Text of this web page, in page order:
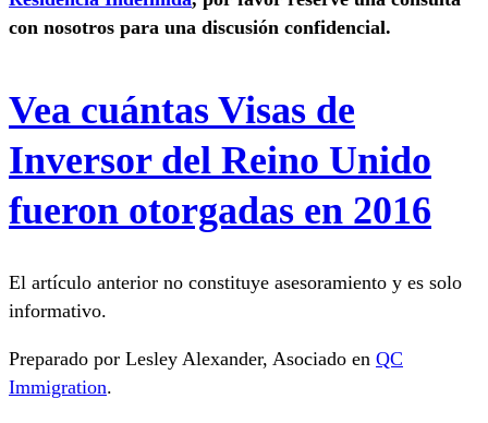
con nosotros para una discusión confidencial.
Vea cuántas Visas de
Inversor del Reino Unido
fueron otorgadas en 2016
El artículo anterior no constituye asesoramiento y es solo
informativo.
Preparado por Lesley Alexander, Asociado en QC
Immigration.